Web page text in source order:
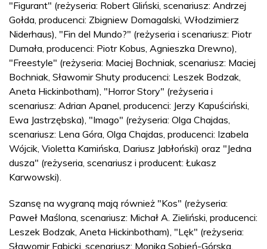
"Figurant" (reżyseria: Robert Gliński, scenariusz: Andrzej
Gołda, producenci: Zbigniew Domagalski, Włodzimierz
Niderhaus), "Fin del Mundo?" (reżyseria i scenariusz: Piotr
Dumała, producenci: Piotr Kobus, Agnieszka Drewno),
"Freestyle" (reżyseria: Maciej Bochniak, scenariusz: Maciej
Bochniak, Sławomir Shuty producenci: Leszek Bodzak,
Aneta Hickinbotham), "Horror Story" (reżyseria i
scenariusz: Adrian Apanel, producenci: Jerzy Kapuściński,
Ewa Jastrzębska), "Imago" (reżyseria: Olga Chajdas,
scenariusz: Lena Góra, Olga Chajdas, producenci: Izabela
Wójcik, Violetta Kamińska, Dariusz Jabłoński) oraz "Jedna
dusza" (reżyseria, scenariusz i producent: Łukasz
Karwowski).
Szansę na wygraną mają również "Kos" (reżyseria:
Paweł Maślona, scenariusz: Michał A. Zieliński, producenci:
Leszek Bodzak, Aneta Hickinbotham), "Lęk" (reżyseria:
Sławomir Fabicki, scenariusz: Monika Sobień-Górska,